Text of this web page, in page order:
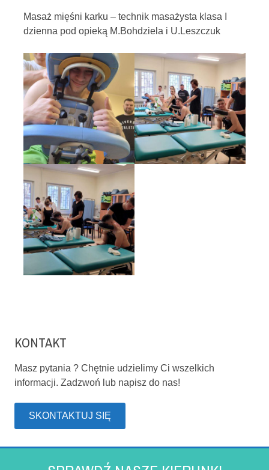
Masaż mięśni karku – technik masażysta klasa I
dzienna pod opieką M.Bohdziela i U.Leszczuk
KONTAKT
Masz pytania ? Chętnie udzielimy Ci wszelkich
informacji. Zadzwoń lub napisz do nas!
SKONTAKTUJ SIĘ